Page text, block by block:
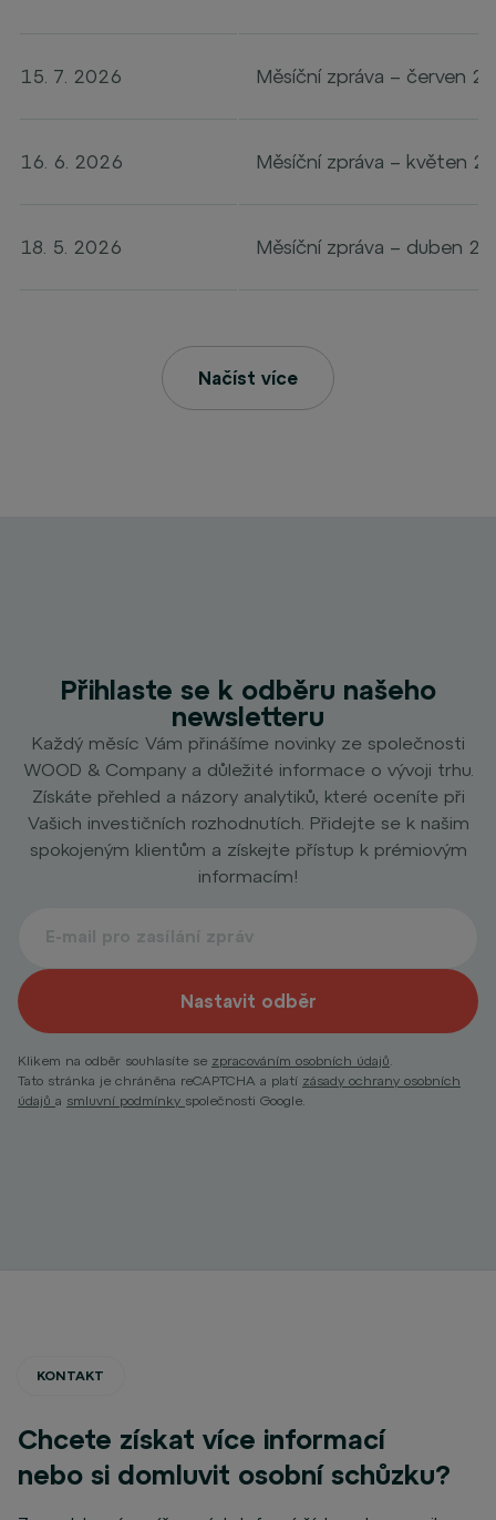
15. 7. 2026 Měsíční zpráva – červen
16. 6. 2026 Měsíční zpráva – květen
18. 5. 2026 Měsíční zpráva – duben
Načíst více
Přihlaste se k odběru našeho
newsletteru
Každý měsíc Vám přinášíme novinky ze společnosti
WOOD & Company a důležité informace o vývoji trhu.
Získáte přehled a názory analytiků, které oceníte při
Vašich investičních rozhodnutích. Přidejte se k našim
spokojeným klientům a získejte přístup k prémiovým
informacím!
Nastavit odběr
Klikem na odběr souhlasíte se zpracováním osobních údajů.
Tato stránka je chráněna reCAPTCHA a platí zásady ochrany osobních
údajů a smluvní podmínky společnosti Google.
KONTAKT
Chcete získat více informací
nebo si domluvit osobní schůzku?